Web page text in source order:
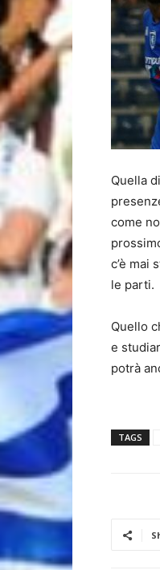
Quella
come
c’è mai
le parti.
Quello
e
potrà
TAGS